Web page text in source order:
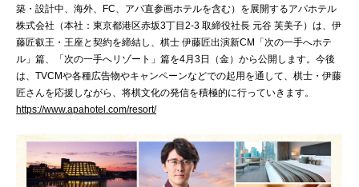
築・設計中、海外、FC、アパ直参画ホテルを含む）を展開するアパホテル
株式会社（本社：東京都港区赤坂3丁目2‐3 取締役社長 元谷 芙美子）は、伊
藤匠叡王・王座と契約を締結し、棋士 伊藤匠出演新CM「次の一手へホテ
ル」篇、「次の一手へリゾート」篇を4月3日（金）から公開します。今後
は、TVCMや各種広告物やキャンペーンなどでの起用を通して、棋士・伊藤
匠さんを応援しながら、将棋文化の発信を積極的に行っていきます。
https://www.apahotel.com/resort/